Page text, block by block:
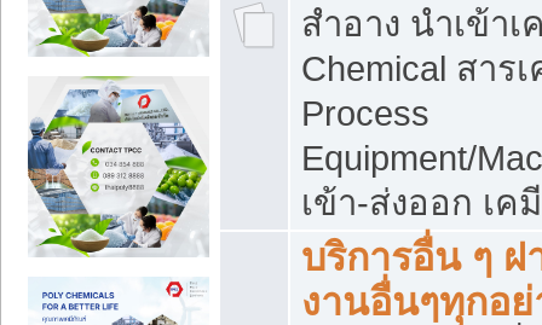
สำอาง นำเข้
Chemical สาร
Process
Equipment/
เข้า-ส่งออก เ
บริการอื่น ๆ
งานอื่นๆทุกอ